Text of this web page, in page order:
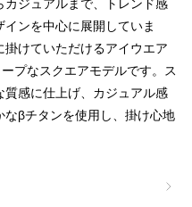
カジュアルまで、トレンド感
ンを中心に展開していま
けていただけるアイウエア
プなスクエアモデルです。ス
感に仕上げ、カジュアル感
βチタンを使用し、掛け心地